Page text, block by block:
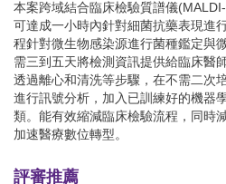
可達成一小時內針對細菌抗藥表現進
程針對微生物感染源進行菌種鑑定與
需三到五天將檢測資訊提供給臨床醫
透過離心和清洗等步驟，在不需二次
進行訊號分析，加入已訓練好的機器
類。能有效縮減臨床檢驗流程，同時
加速醫療數位轉型。